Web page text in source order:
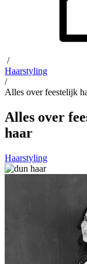
/
Haarstyling
/
Alles over feestelijk
Alles over
haar
Haarstyling